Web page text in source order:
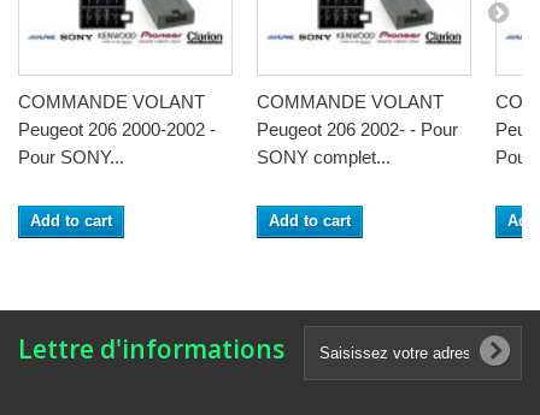
COMMANDE VOLANT
Peugeot 206 2000-2002 -
Pour SONY...
Add to cart
COMMANDE VOLANT
Peugeot 206 2002- - Pour
SONY complet...
Add to cart
Pour
Lettre d'informations